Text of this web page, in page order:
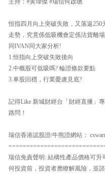
恒指四月向上突破失敗，又落返
走勢，究竟係低吸機會定係沽貨離
同IVAN同大家分析!
1.恒指向上突破失敗後向
2.中概股可低吸嗎? 輪證條款要點
3.車股回穩，行業憂慮見底?
記得Like 新城財經台「財經直播」
路問！
瑞信香港認股證/牛熊證網站：
瑞信免責聲明: 結構性產品價格可
何投資前，投資者應瞭解風險，並